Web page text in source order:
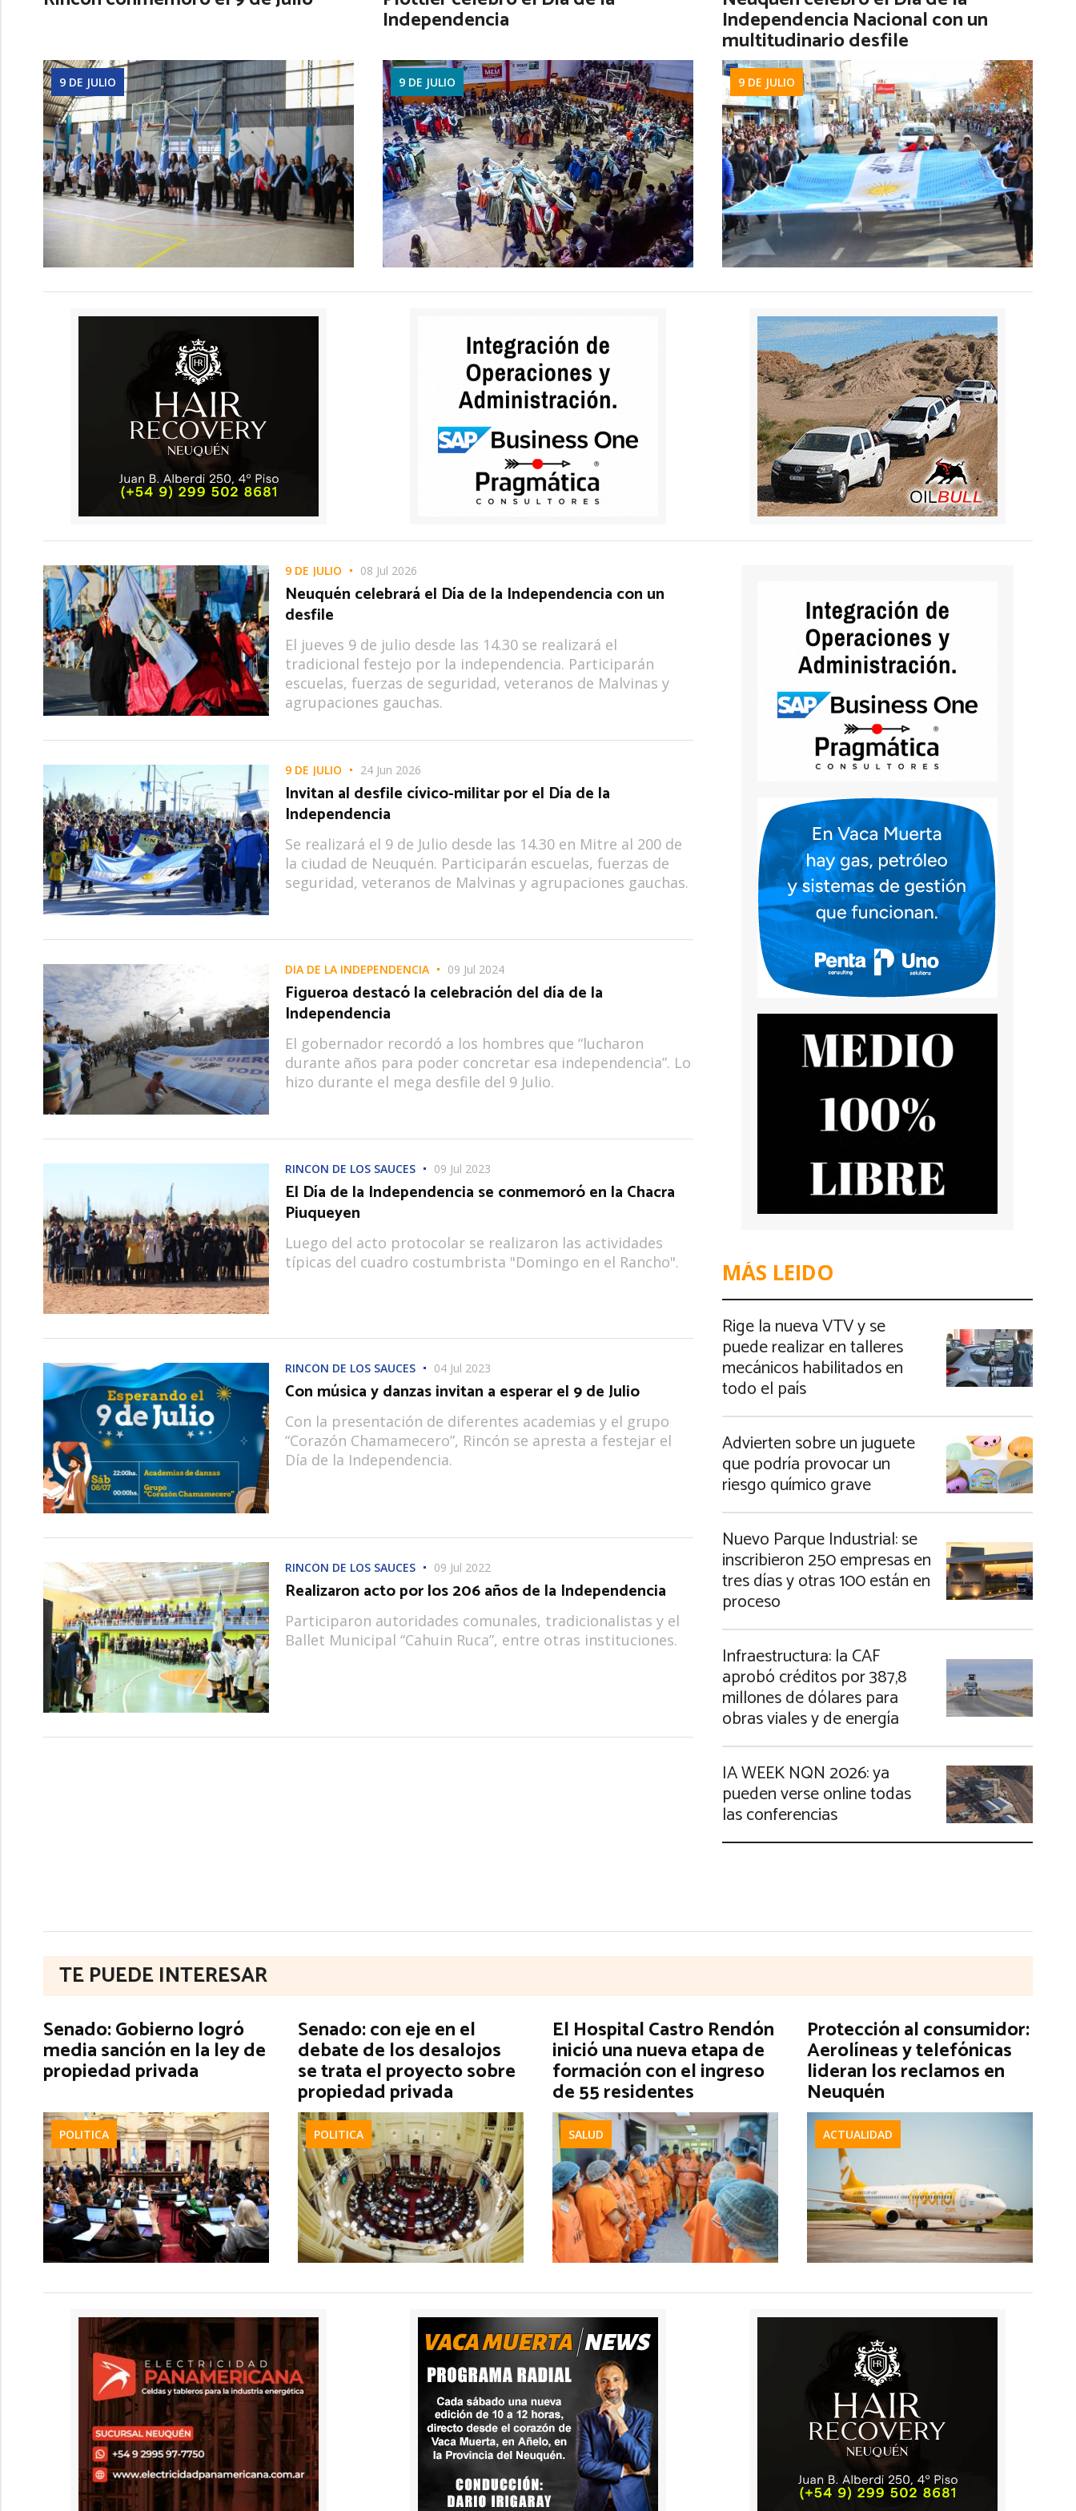
Ver más
9 DE JULIO
Independencia
9 DE JULIO
Independencia Nacional con un
multitudinario desfile
9 DE JULIO
9 DE JULIO 08 Jul 2026
Neuquén celebrará el Día de la Independencia con un
desfile
El jueves 9 de julio desde las 14.30 se realizará el
tradicional festejo por la independencia. Participarán
escuelas, fuerzas de seguridad, veteranos de Malvinas y
agrupaciones gauchas.
9 DE JULIO 24 Jun 2026
Invitan al desfile cívico-militar por el Día de la
Independencia
Se realizará el 9 de Julio desde las 14.30 en Mitre al 200 de
la ciudad de Neuquén. Participarán escuelas, fuerzas de
seguridad, veteranos de Malvinas y agrupaciones gauchas.
DÍA DE LA INDEPENDENCIA 09 Jul 2024
Figueroa destacó la celebración del día de la
Independencia
El gobernador recordó a los hombres que “lucharon
durante años para poder concretar esa independencia”. Lo
hizo durante el mega desfile del 9 Julio.
RINCÓN DE LOS SAUCES 09 Jul 2023
El Día de la Independencia se conmemoró en la Chacra
Piuqueyen
Luego del acto protocolar se realizaron las actividades
típicas del cuadro costumbrista "Domingo en el Rancho".
RINCÓN DE LOS SAUCES 04 Jul 2023
Con música y danzas invitan a esperar el 9 de Julio
Con la presentación de diferentes academias y el grupo
“Corazón Chamamecero”, Rincón se apresta a festejar el
Día de la Independencia.
RINCÓN DE LOS SAUCES 09 Jul 2022
Realizaron acto por los 206 años de la Independencia
Participaron autoridades comunales, tradicionalistas y el
Ballet Municipal “Cahuin Ruca”, entre otras instituciones.
MÁS LEIDO
Rige la nueva VTV y se
puede realizar en talleres
mecánicos habilitados en
todo el país
Advierten sobre un juguete
que podría provocar un
riesgo químico grave
Nuevo Parque Industrial: se
inscribieron 250 empresas en
tres días y otras 100 están en
proceso
Infraestructura: la CAF
aprobó créditos por 387,8
millones de dólares para
obras viales y de energía
IA WEEK NQN 2026: ya
pueden verse online todas
las conferencias
TE PUEDE INTERESAR
Senado: Gobierno logró
media sanción en la ley de
propiedad privada
POLITICA
Senado: con eje en el
debate de los desalojos
se trata el proyecto sobre
propiedad privada
POLITICA
El Hospital Castro Rendón
inició una nueva etapa de
formación con el ingreso
de 55 residentes
SALUD
Protección al consumidor:
Aerolíneas y telefónicas
lideran los reclamos en
Neuquén
ACTUALIDAD